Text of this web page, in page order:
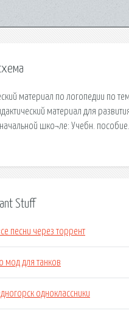
материал по логопедии по
материал для
начальной шко¬ле: Учебн.
Stuff
песни через торрент
мод для танков
одноклассники